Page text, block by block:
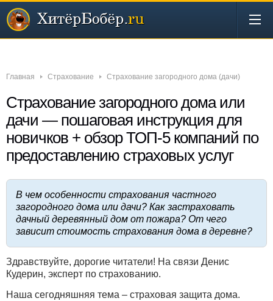
Главная Страхование Страхование загородного дома (дачи)
Страхование загородного дома или
дачи — пошаговая инструкция для
новичков + обзор ТОП-5 компаний по
предоставлению страховых услуг
В чем особенности страхования частного
загородного дома или дачи? Как застраховать
дачный деревянный дом от пожара? От чего
зависит стоимость страхования дома в деревне?
Здравствуйте, дорогие читатели! На связи Денис
Кудерин, эксперт по страхованию.
Наша сегодняшняя тема – страховая защита дома.